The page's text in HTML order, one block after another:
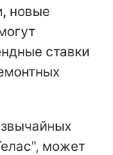
новые
ставки
может